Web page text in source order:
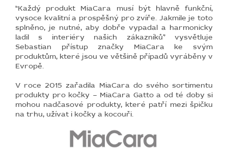
WISH
LIST
KONTAKTY
“Každý produkt MiaCara musí být hlavně funkční,
vysoce kvalitní a prospěšný pro zvíře. Jakmile je toto
splněno, je nutné, aby dobře vypadal a harmonicky
ladil s interiéry našich zákazníků” vysvětluje
Sebastian přístup značky MiaCara ke svým
produktům, které jsou ve většině případů vyráběny v
Evropě.
V roce 2015 zařadila MiaCara do svého sortimentu
produkty pro kočky – MiaCara Gatto a od té doby si
mohou nadčasové produkty, které patří mezi špičku
na trhu, užívat i kočky a kocouři.